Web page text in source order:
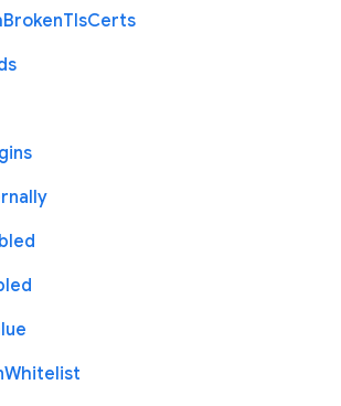
BrokenTlsCerts
Whitelist